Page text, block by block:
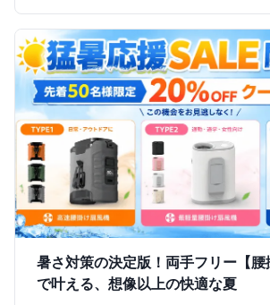
暑さ対策の決定版！両手フリー【腰
で叶える、想像以上の快適な夏